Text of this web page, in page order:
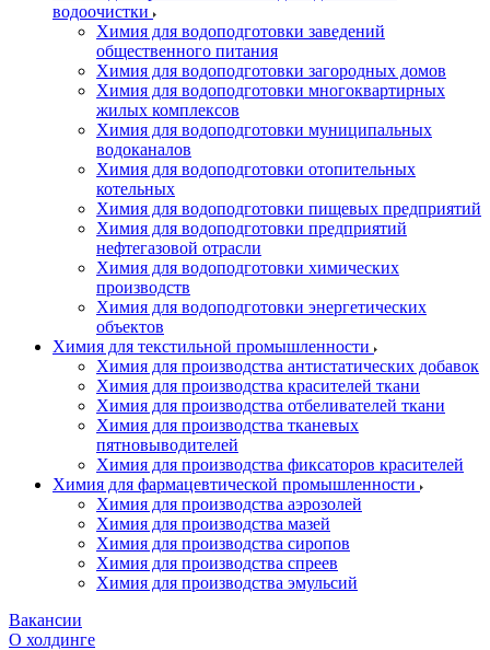
водоочистки
Химия для водоподготовки заведений
общественного питания
Химия для водоподготовки загородных домов
Химия для водоподготовки многоквартирных
жилых комплексов
Химия для водоподготовки муниципальных
водоканалов
Химия для водоподготовки отопительных
котельных
Химия для водоподготовки пищевых предприятий
Химия для водоподготовки предприятий
нефтегазовой отрасли
Химия для водоподготовки химических
производств
Химия для водоподготовки энергетических
объектов
Химия для текстильной промышленности
Химия для производства антистатических добавок
Химия для производства красителей ткани
Химия для производства отбеливателей ткани
Химия для производства тканевых
пятновыводителей
Химия для производства фиксаторов красителей
Химия для фармацевтической промышленности
Химия для производства аэрозолей
Химия для производства мазей
Химия для производства сиропов
Химия для производства спреев
Химия для производства эмульсий
Вакансии
О холдинге